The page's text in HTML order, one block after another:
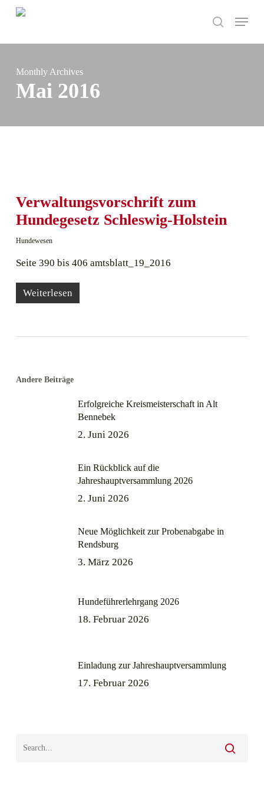
Skip
search
Menu
Monthly Archives
Mai 2016
Verwaltungsvorschrift zum
Hundegesetz Schleswig-Holstein
Hundewesen
Seite 390 bis 406 amtsblatt_19_2016
Weiterlesen
Andere Beiträge
Erfolgreiche Kreismeisterschaft in Alt
Bennebek
2. Juni 2026
Ein Rückblick auf die
Jahreshauptversammlung 2026
2. Juni 2026
Neue Möglichkeit zur Probenabgabe in
Rendsburg
3. März 2026
Hundeführerlehrgang 2026
18. Februar 2026
Einladung zur Jahreshauptversammlung
17. Februar 2026